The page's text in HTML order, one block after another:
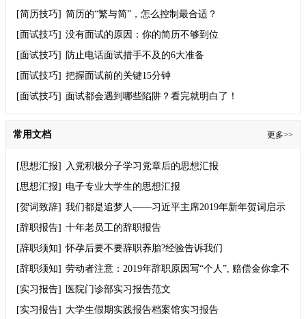
[简历技巧] 简历的“繁与简”，怎么控制最合适？
[面试技巧] 没有面试的原因：你的简历不够到位
[面试技巧]
防止电话面试措手不及的6大准备
[面试技巧] 把握面试前的关键15分钟
[面试技巧] 面试都会遇到哪些陷阱？看完就明白了！
常用文档 更多>>
[思想汇报]
入党积极分子学习党章后的思想汇报
[思想汇报] 电子专业大学生的思想汇报
[贺词致辞] 我们都是追梦人——习近平主席2019年新年贺词启示
录
[辞职报告] 十年老员工的辞职报告
[辞职须知] 怀孕后要不要辞职养胎?经验告诉我们
[辞职须知] 劳动者注意：2019年辞职原因写“个人”, 赔偿金你拿不
到！
[实习报告]
医院门诊部实习报告范文
[实习报告] 大学生假期实践报告档案馆实习报告